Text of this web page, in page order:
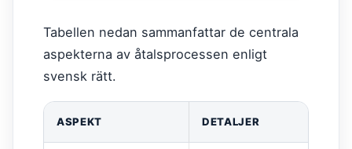
Tabellen nedan sammanfattar de centrala
aspekterna av åtalsprocessen enligt
svensk rätt.
ASPEKT DETALJER